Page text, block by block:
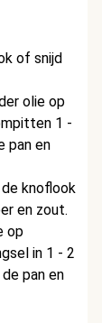
of snijd
olie op
1 -
pan en
knoflook
en zout.
op
in 1 - 2
pan en